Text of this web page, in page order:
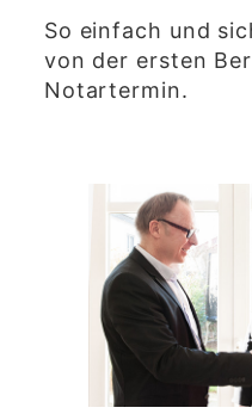
So einfach und
von der ersten
Notartermin.